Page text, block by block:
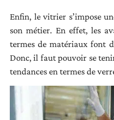
Enfin, le vitrier s’impose
son métier. En effet, les
termes de matériaux font
Donc, il faut pouvoir se
tendances en termes de